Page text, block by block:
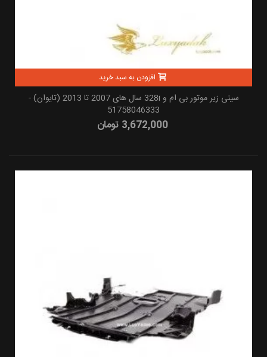
افزودن به سبد خرید
سینی زیر موتور بی ام و 328i سال های 2007 تا 2013 (تایوان) -
51758046333
3,672,000 تومان